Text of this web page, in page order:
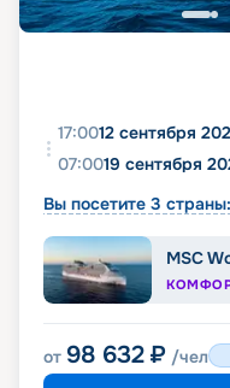
17:0012 сентября
07:0019 сентября
Вы посетите 3 страны:
MSC
от 98 632 ₽ /чел